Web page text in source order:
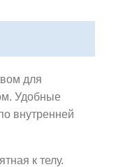
для
Удобные
внутренней
к телу.